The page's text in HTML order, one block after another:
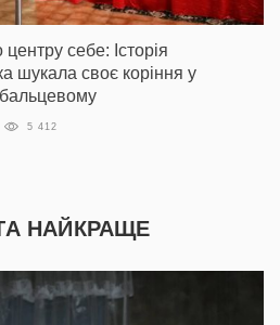
себе: Історія
шукала своє коріння у
5 412
НАЙКРАЩЕ